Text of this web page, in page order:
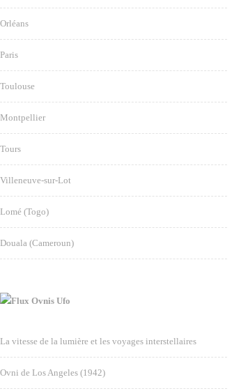
Orléans
Paris
Toulouse
Montpellier
Tours
Villeneuve-sur-Lot
Lomé (Togo)
Douala (Cameroun)
Ovnis Ufo
La vitesse de la lumière et les voyages interstellaires
Ovni de Los Angeles (1942)